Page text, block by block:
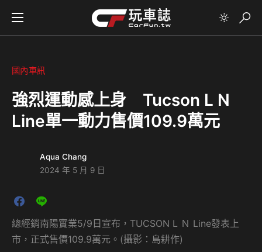
國內車訊
強烈運動感上身 Tucson L N
Line單一動力售價109.9萬元
Aqua Chang
2024 年 5 月 9 日
總經銷南陽實業5/9日宣布，TUCSON L Ｎ Line發表上
市，正式售價109.9萬元。(攝影：島耕作)